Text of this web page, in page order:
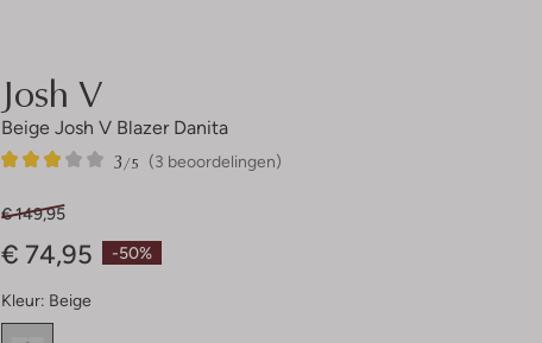
Josh V
Beige Josh V Blazer Danita
(3 beoordelingen)
3/5
3
3
-50%
€ 149,95
€ 74,95
Kleur: Beige